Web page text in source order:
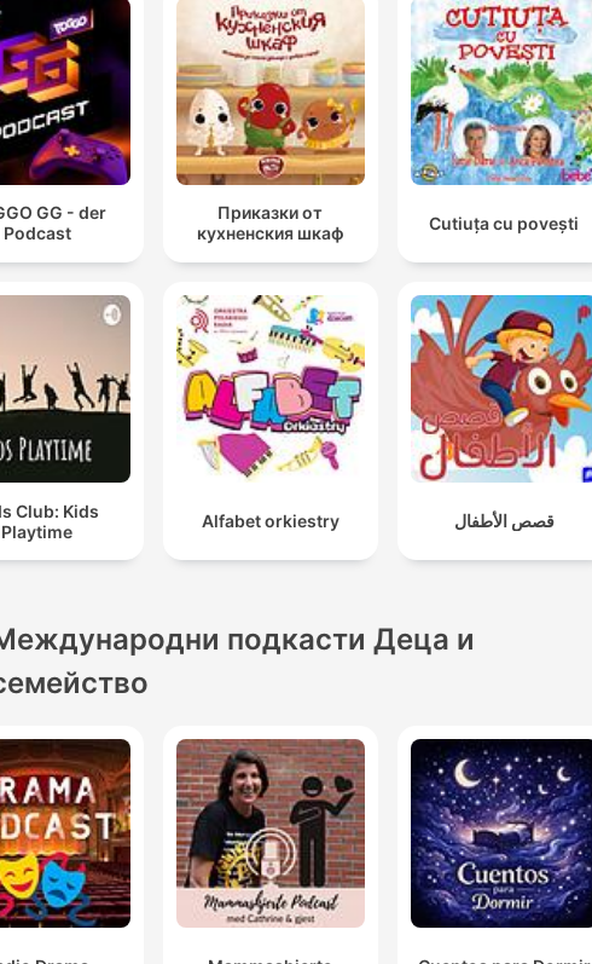
GG - der
Podcast
Приказки от
кухненския шкаф
Cutiuța cu povești
Club: Kids
Playtime
Alfabet orkiestry قصص الأطفال
подкасти Деца и